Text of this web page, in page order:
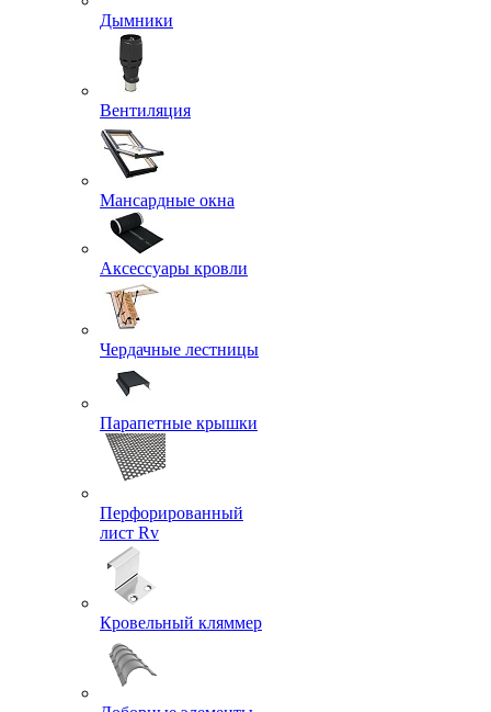
Дымники
Вентиляция
Мансардные окна
Аксессуары кровли
Чердачные лестницы
Парапетные крышки
Перфорированный
лист Rv
Кровельный кляммер